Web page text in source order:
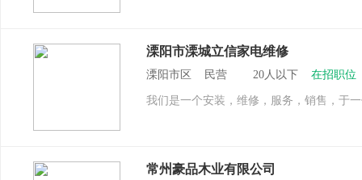
溧阳市溧城立信家电维修
溧阳市区 民营 20人以下 在招职位
我们是一个安装，维修，服务，销售，于
常州豪品木业有限公司